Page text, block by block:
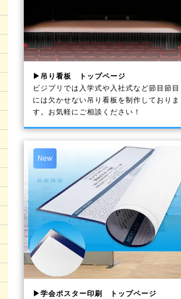
▶吊り看板 トップページ
ビジプリでは入学式や入社式など節目節目
には欠かせない吊り看板を制作しておりま
す。お気軽にご相談ください！
New
▶学会ポスター印刷 トップページ